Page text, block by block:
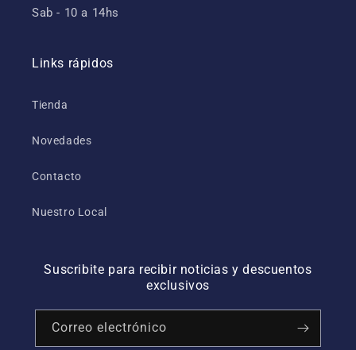
Sab - 10 a 14hs
Links rápidos
Tienda
Novedades
Contacto
Nuestro Local
Suscribite para recibir noticias y descuentos
exclusivos
Correo electrónico